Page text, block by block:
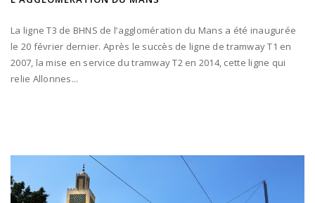
La ligne T3 de BHNS de l’agglomération du Mans a été inaugurée
le 20 février dernier. Après le succès de ligne de tramway T1 en
2007, la mise en service du tramway T2 en 2014, cette ligne qui
relie Allonnes...